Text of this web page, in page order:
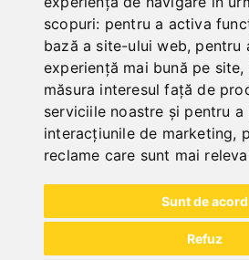
scopuri: pentru a activa
bază a site-ului web, pentru
experiență mai bună pe site,
măsura interesul față de
serviciile noastre și pentru a
interacțiunile de marketing,
reclame care sunt mai
Sunt de acord
Refuz
In Zusammenarbeit mit den
reichhaltige Programm laufend
VERKAUF